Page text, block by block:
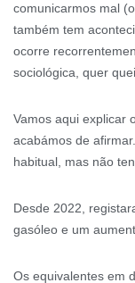
comunicarmos mal
também tem
ocorre
sociológica, quer
Vamos aqui explicar
acabámos de
habitual, mas não
Desde 2022,
gasóleo e um
Os equivalentes em